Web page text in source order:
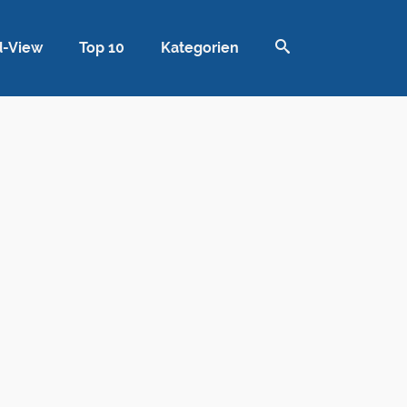
View Top 10 Kategorien